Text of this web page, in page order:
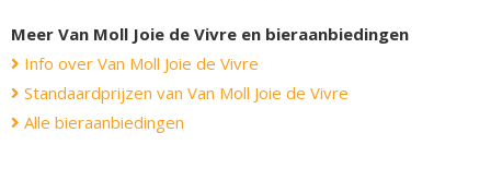
Meer Van Moll Joie de Vivre en bieraanbiedingen
Info over Van Moll Joie de Vivre
Standaardprijzen van Van Moll Joie de Vivre
Alle bieraanbiedingen